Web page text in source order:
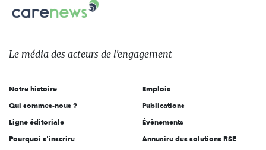
sur:
Carenews,
Le
des
l'engagement
Le média des acteurs de l'engagement
Notre histoire
Qui sommes-nous ?
Ligne éditoriale
Pourquoi s'inscrire
Emplois
Publications
Évènements
Annuaire des solutions RSE